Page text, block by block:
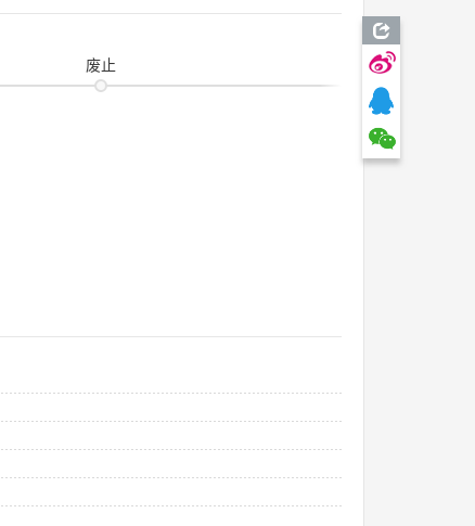
废止